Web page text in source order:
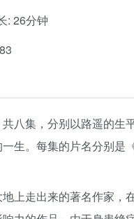
: 26分钟
八集，分别以路遥的生
生。每集的片名分别是
上走出来的著名作家，